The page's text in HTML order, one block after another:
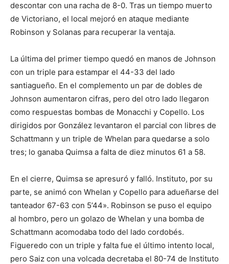
descontar con una racha de 8-0. Tras un tiempo muerto
de Victoriano, el local mejoró en ataque mediante
Robinson y Solanas para recuperar la ventaja.
La última del primer tiempo quedó en manos de Johnson
con un triple para estampar el 44-33 del lado
santiagueño. En el complemento un par de dobles de
Johnson aumentaron cifras, pero del otro lado llegaron
como respuestas bombas de Monacchi y Copello. Los
dirigidos por González levantaron el parcial con libres de
Schattmann y un triple de Whelan para quedarse a solo
tres; lo ganaba Quimsa a falta de diez minutos 61 a 58.
En el cierre, Quimsa se apresuró y falló. Instituto, por su
parte, se animó con Whelan y Copello para adueñarse del
tanteador 67-63 con 5’44». Robinson se puso el equipo
al hombro, pero un golazo de Whelan y una bomba de
Schattmann acomodaba todo del lado cordobés.
Figueredo con un triple y falta fue el último intento local,
pero Saiz con una volcada decretaba el 80-74 de Instituto